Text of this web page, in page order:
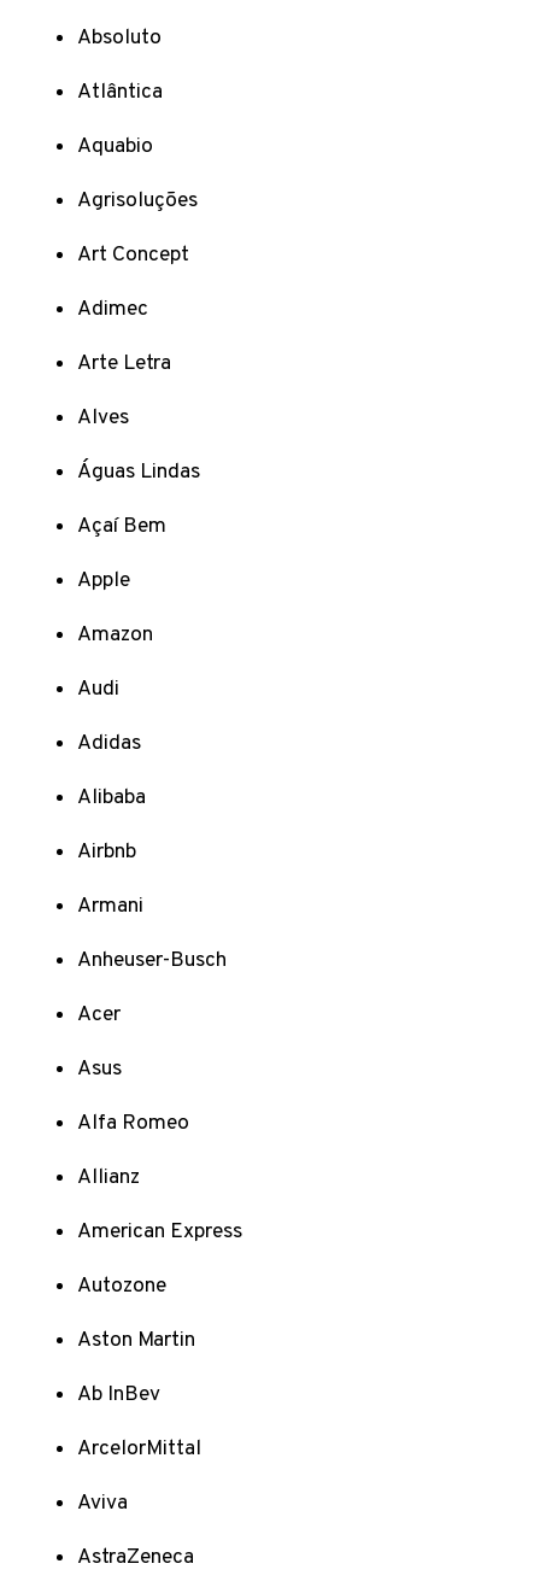
Absoluto
Atlântica
Aquabio
Agrisoluções
Art Concept
Adimec
Arte Letra
Alves
Águas Lindas
Açaí Bem
Apple
Amazon
Audi
Adidas
Alibaba
Airbnb
Armani
Anheuser-Busch
Acer
Asus
Alfa Romeo
Allianz
American Express
Autozone
Aston Martin
Ab InBev
ArcelorMittal
Aviva
AstraZeneca